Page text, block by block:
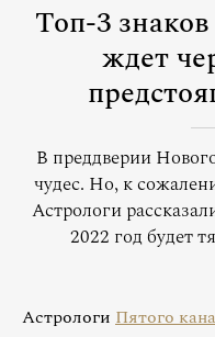
Топ-3
ждет
В преддверии
чудес. Но, к
Астрологи
2022 год будет
Астрологи Пятого